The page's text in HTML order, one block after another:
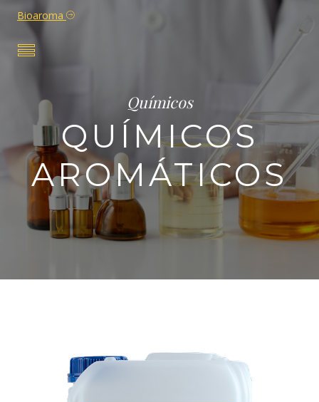
Bioaroma
Químicos
QUÍMICOS
AROMÁTICOS